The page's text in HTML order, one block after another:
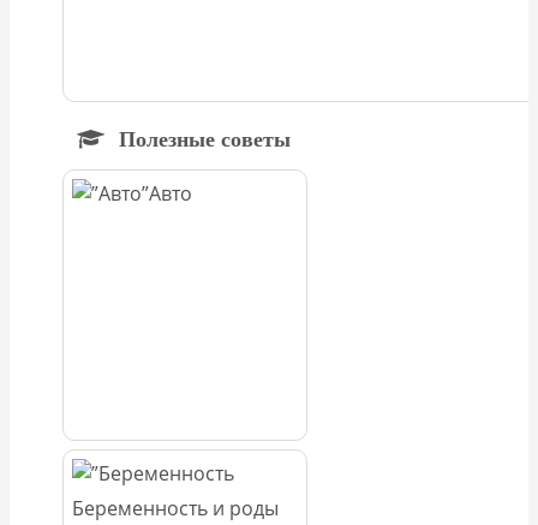
Полезные советы
Авто
Беременность и роды